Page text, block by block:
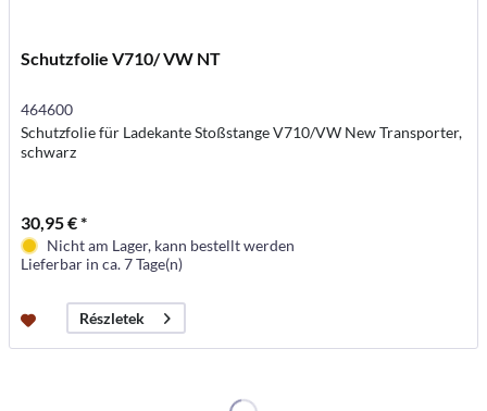
Schutzfolie V710/ VW NT
464600
Schutzfolie für Ladekante Stoßstange V710/VW New Transporter,
schwarz
30,95 € *
Nicht am Lager, kann bestellt werden
Lieferbar in ca. 7 Tage(n)
Részletek